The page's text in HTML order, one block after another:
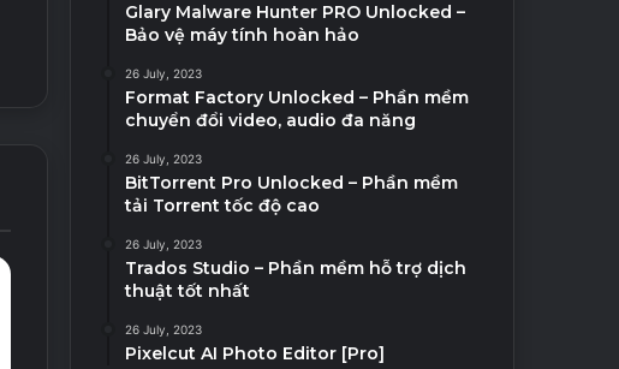
Glary Malware Hunter PRO Unlocked –
Bảo vệ máy tính hoàn hảo
26 July, 2023
Format Factory Unlocked – Phần mềm
chuyển đổi video, audio đa năng
26 July, 2023
BitTorrent Pro Unlocked – Phần mềm
tải Torrent tốc độ cao
26 July, 2023
Trados Studio – Phần mềm hỗ trợ dịch
thuật tốt nhất
26 July, 2023
Pixelcut AI Photo Editor [Pro]